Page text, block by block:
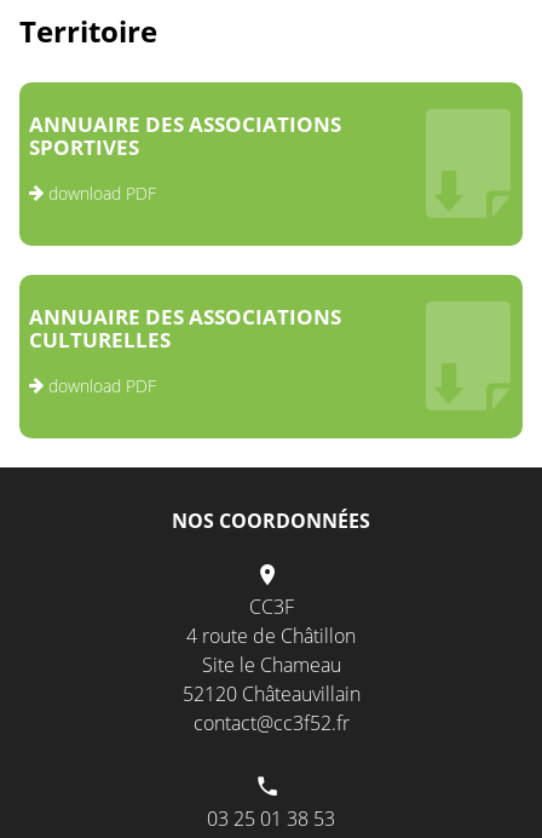
Territoire
ANNUAIRE DES ASSOCIATIONS
SPORTIVES
download PDF
ANNUAIRE DES ASSOCIATIONS
CULTURELLES
download PDF
NOS COORDONNÉES
CC3F
4 route de Châtillon
Site le Chameau
52120 Châteauvillain
contact@cc3f52.fr
03 25 01 38 53